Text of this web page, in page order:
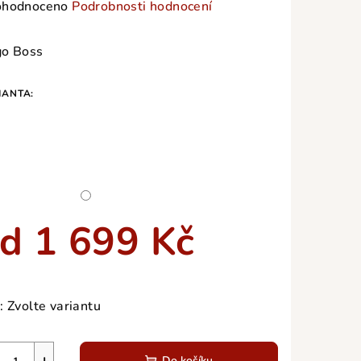
Podrobnosti hodnocení
Boss
1 699 Kč
Zvolte variantu